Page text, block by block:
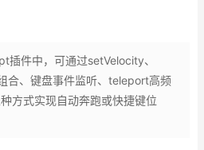
件中，可通过setVelocity、
合、键盘事件监听、teleport高频
方式实现自动奔跑或快捷键位